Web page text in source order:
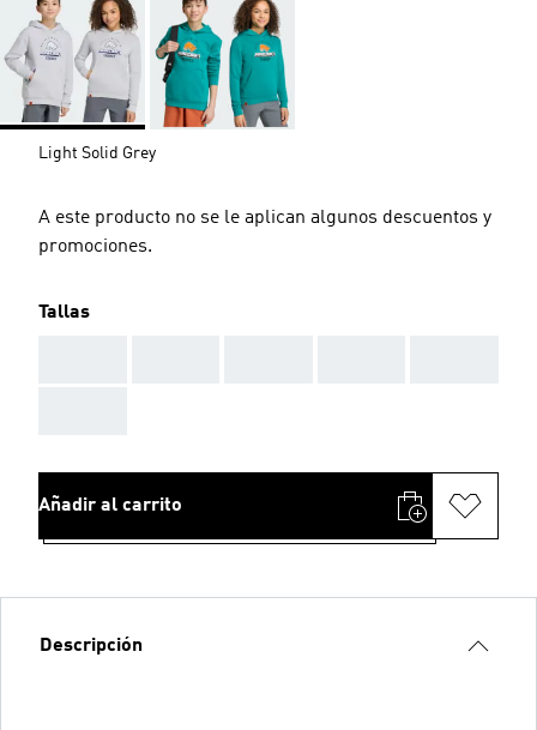
Light Solid Grey
A este producto no se le aplican algunos descuentos y
promociones.
Tallas
Añadir al carrito
Descripción